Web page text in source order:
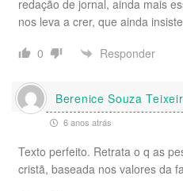
redação de jornal, ainda mais
nos leva a crer, que ainda
0
Responder
Berenice Souza
6 anos atrás
Texto perfeito. Retrata o q as
cristã, baseada nos valores da